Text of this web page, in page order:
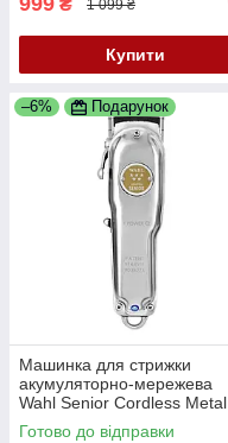
₴ 1 099 ₴
Купити
–6% Подарунок
Машинка для стрижки
акумуляторно-мережева
Wahl Senior Cordless Metal
Edition 3000116
Готово до відправки